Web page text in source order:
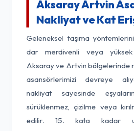
Aksaray Artvin
Nakliyat ve Kat
Geleneksel taşıma
dar merdivenli veya yüksek
Aksaray ve Artvin bölgelerinde
asansörlerimizi devreye
nakliyat sayesinde
sürüklenmez, çizilme veya
edilir. 15. kata kadar